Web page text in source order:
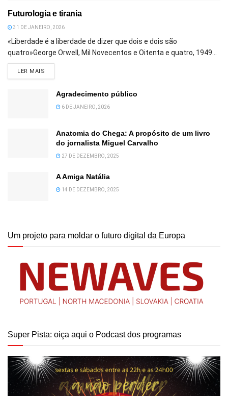
Futurologia e tirania
31 DE JANEIRO, 2026
«Liberdade é a liberdade de dizer que dois e dois são
quatro»George Orwell, Mil Novecentos e Oitenta e quatro, 1949...
LER MAIS
Agradecimento público
6 DE JANEIRO, 2026
Anatomia do Chega: A propósito de um livro
do jornalista Miguel Carvalho
27 DE DEZEMBRO, 2025
A Amiga Natália
14 DE DEZEMBRO, 2025
Um projeto para moldar o futuro digital da Europa
Super Pista: oiça aqui o Podcast dos programas